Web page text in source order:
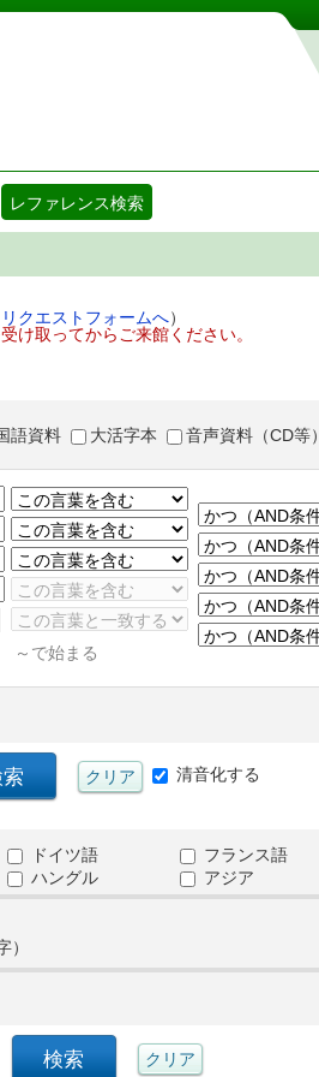
検索・予約システム
レファレンス検索
リクエストフォームへ）
け取ってからご来館ください。
語資料 大活字本 音声資料（CD等）
～で始まる
清音化する
ドイツ語 フランス語
ハングル アジア
）